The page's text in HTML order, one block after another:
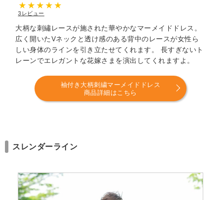
3レビュー
大柄な刺繡レースが施された華やかなマーメイドドレス。
広く開いたVネックと透け感のある背中のレースが女性ら
しい身体のラインを引き立たせてくれます。 長すぎないト
レーンでエレガントな花嫁さまを演出してくれますよ。
袖付き大柄刺繍マーメイドドレス
商品詳細はこちら
スレンダーライン